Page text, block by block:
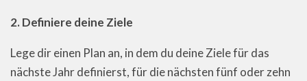
2. Definiere deine Ziele
Lege dir einen Plan an, in dem du deine Ziele für das
nächste Jahr definierst, für die nächsten fünf oder zehn